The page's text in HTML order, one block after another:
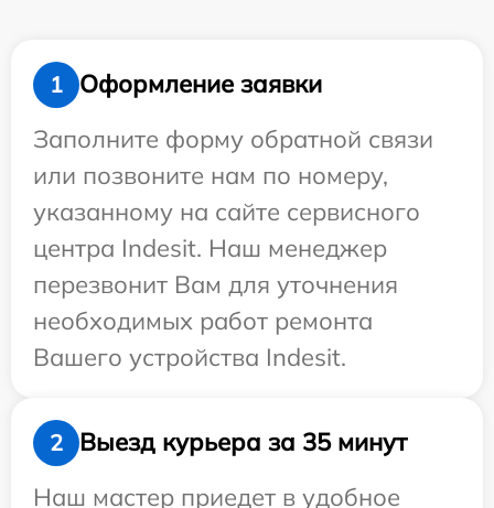
1
Оформление заявки
Заполните форму обратной связи
или позвоните нам по номеру,
указанному на сайте сервисного
центра Indesit. Наш менеджер
перезвонит Вам для уточнения
необходимых работ ремонта
Вашего устройства Indesit.
2
Выезд курьера за 35 минут
Наш мастер приедет в удобное